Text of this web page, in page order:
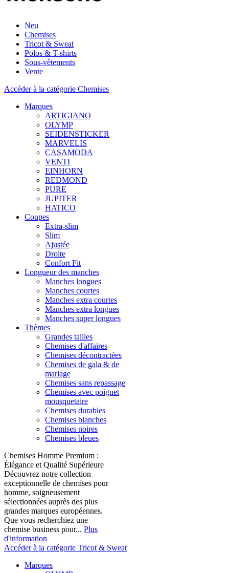
Neu
Chemises
Tricot & Sweat
Polos & T-shirts
Sous-vêtements
Vente
Accéder à la catégorie Chemises
Marques
ARTIGIANO
OLYMP
SEIDENSTICKER
MARVELIS
CASAMODA
VENTI
EINHORN
REDMOND
PURE
JUPITER
HATICO
Coupes
Extra-slim
Slim
Ajustée
Droite
Confort Fit
Longueur des manches
Manches longues
Manches courtes
Manches extra courtes
Manches extra longues
Manches super longues
Thèmes
Grandes tailles
Chemises d'affaires
Chemises décontractées
Chemises de gala & de
mariage
Chemises sans repassage
Chemises avec poignet
mousquetaire
Chemises durables
Chemises blanches
Chemises noires
Chemises bleues
Chemises Homme Premium :
Élégance et Qualité Supérieure
Découvrez notre collection
exceptionnelle de chemises pour
homme, soigneusement
sélectionnées auprès des plus
grandes marques européennes.
Que vous recherchiez une
chemise business pour... Plus
d'information
Accéder à la catégorie Tricot & Sweat
Marques